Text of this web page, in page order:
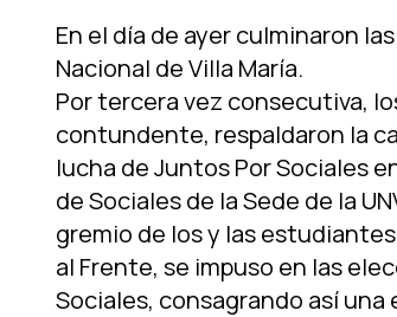
En el dí­a de ayer culminaron
Nacional de Villa Marí­a.
Por tercera vez consecutiva,
contundente, respaldaron la
lucha de Juntos Por Sociales
de Sociales de la Sede de la
gremio de los y las
al Frente, se impuso en las
Sociales, consagrando así­